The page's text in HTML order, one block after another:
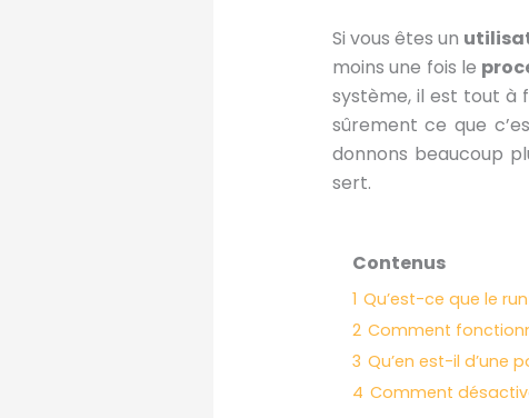
Si vous êtes un
moins une fois le
système, il est tout à
sûrement ce que
donnons beaucoup
sert.
Contenus
1 Qu’est-ce que le
2 Comment
3 Qu’en est-il d’une
4 Comment